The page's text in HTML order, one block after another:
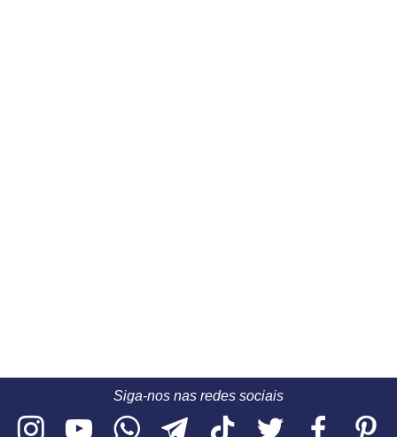
Siga-nos nas redes sociais